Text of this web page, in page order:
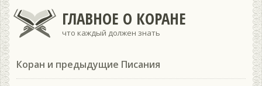
ГЛАВНОЕ О КОРАНЕ
что каждый должен знать
Коран и предыдущие Писания